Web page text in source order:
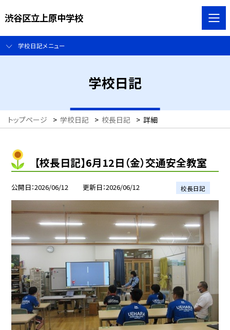
渋谷区立上原中学校
学校日記メニュー
学校日記
トップページ > 学校日記 > 校長日記 > 詳細
【校長日記】6月12日（金）交通安全教室
公開日 2026/06/12 更新日 2026/06/12 校長日記